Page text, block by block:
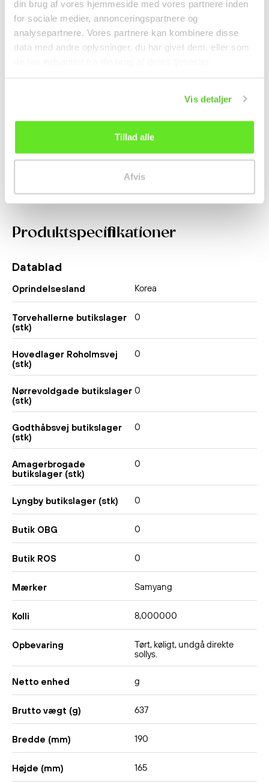
din brug af vores hjemmeside med vores partnere inden
for sociale medier, annonceringspartnere og
analysepartnere. Vores partnere kan kombinere disse
data med andre oplysninger, du har givet dem, eller som
Vis detaljer
Tillad alle
Afvis
Produktspecifikationer
Datablad
Oprindelsesland Korea
Torvehallerne butikslager
(stk)
0
Hovedlager Roholmsvej
(stk)
0
Nørrevoldgade butikslager
(stk)
0
Godthåbsvej butikslager
(stk)
0
Amagerbrogade
butikslager (stk)
0
Lyngby butikslager (stk) 0
Butik OBG 0
Butik ROS 0
Mærker Samyang
Kolli 8,000000
Opbevaring
Tørt, køligt, undgå direkte
sollys.
Netto enhed g
Brutto vægt (g) 637
Bredde (mm) 190
Højde (mm) 165
Snacks
155g Want Want
Snacks
48,00 kr.